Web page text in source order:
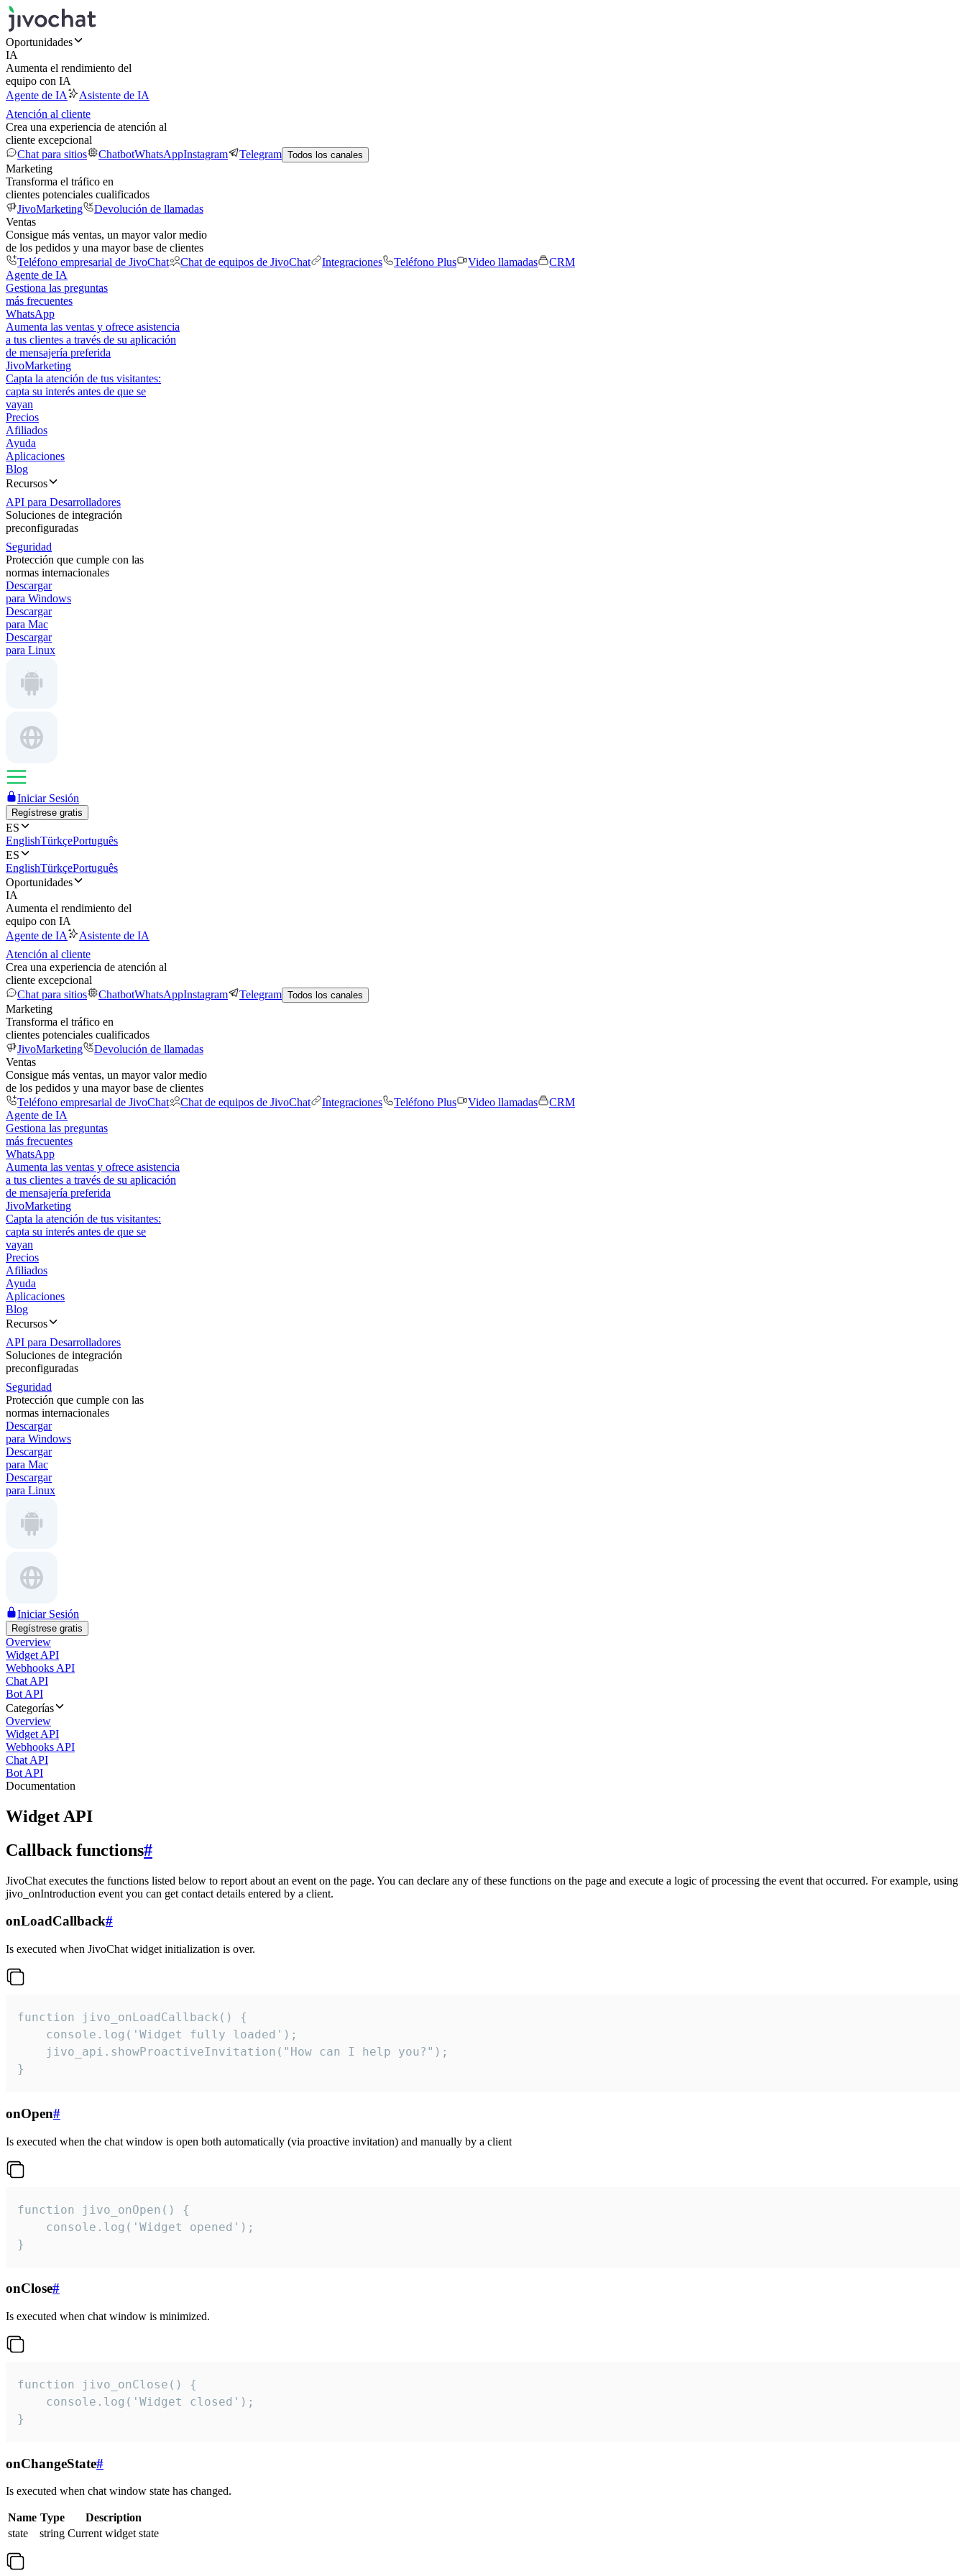
Oportunidades
IA
Aumenta el rendimiento del
equipo con IA
Agente de IA
Asistente de IA
Atención al cliente
Crea una experiencia de atención al
cliente excepcional
Chat para sitios
ChatbotWhatsAppInstagram Telegram Todos los canales
Marketing
Transforma el tráfico en
clientes potenciales cualificados
JivoMarketing
Devolución de llamadas
Ventas
Consigue más ventas, un mayor valor medio
de los pedidos y una mayor base de clientes
Teléfono empresarial de JivoChat
Chat de equipos de JivoChat Integraciones Teléfono Plus Video llamadas
CRM
Agente de IA
Gestiona las preguntas
más frecuentes
WhatsApp
Aumenta las ventas y ofrece asistencia
a tus clientes a través de su aplicación
de mensajería preferida
JivoMarketing
Capta la atención de tus visitantes:
capta su interés antes de que se
vayan
Precios
Afiliados
Ayuda
Aplicaciones
Blog
Recursos
API para Desarrolladores
Soluciones de integración
preconfiguradas
Seguridad
Protección que cumple con las
normas internacionales
Descargar
para Windows
Descargar
para Mac
Descargar
para Linux
Iniciar Sesión
Regístrese gratis
ES
EnglishTürkçePortuguês
ES
EnglishTürkçePortuguês
Oportunidades
IA
Aumenta el rendimiento del
equipo con IA
Agente de IA
Asistente de IA
Atención al cliente
Crea una experiencia de atención al
cliente excepcional
Chat para sitios
ChatbotWhatsAppInstagram Telegram Todos los canales
Marketing
Transforma el tráfico en
clientes potenciales cualificados
JivoMarketing
Devolución de llamadas
Ventas
Consigue más ventas, un mayor valor medio
de los pedidos y una mayor base de clientes
Teléfono empresarial de JivoChat
Chat de equipos de JivoChat Integraciones Teléfono Plus Video llamadas
CRM
Agente de IA
Gestiona las preguntas
más frecuentes
WhatsApp
Aumenta las ventas y ofrece asistencia
a tus clientes a través de su aplicación
de mensajería preferida
JivoMarketing
Capta la atención de tus visitantes:
capta su interés antes de que se
vayan
Precios
Afiliados
Ayuda
Aplicaciones
Blog
Recursos
API para Desarrolladores
Soluciones de integración
preconfiguradas
Seguridad
Protección que cumple con las
normas internacionales
Descargar
para Windows
Descargar
para Mac
Descargar
para Linux
Iniciar Sesión
Regístrese gratis
Overview
Widget API
Webhooks API
Chat API
Bot API
Categorías
Overview
Widget API
Webhooks API
Chat API
Bot API
Documentation
Widget API
Callback functions#
JivoChat executes the functions listed below to report about an event on the page. You can declare any of these functions on the page and execute a logic of processing the event that occurred. For example, using
jivo_onIntroduction event you can get contact details entered by a client.
onLoadCallback#
Is executed when JivoChat widget initialization is over.
function jivo_onLoadCallback() {
    console.log('Widget fully loaded');
    jivo_api.showProactiveInvitation("How can I help you?");
}
onOpen#
Is executed when the chat window is open both automatically (via proactive invitation) and manually by a client
function jivo_onOpen() {
    console.log('Widget opened');
}
onClose#
Is executed when chat window is minimized.
function jivo_onClose() {
    console.log('Widget closed');
}
onChangeState#
Is executed when chat window state has changed.
Name Type
Description
state
string Current widget state